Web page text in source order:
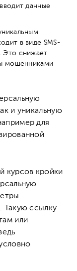
данные
в виде SMS-
Это снижает
мошенниками
и уникальную
для
курсов кройки
Такую ссылку
или